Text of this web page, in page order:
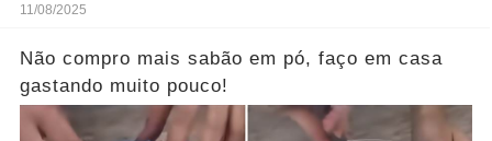
11/08/2025
Não compro mais sabão em pó, faço em casa
gastando muito pouco!